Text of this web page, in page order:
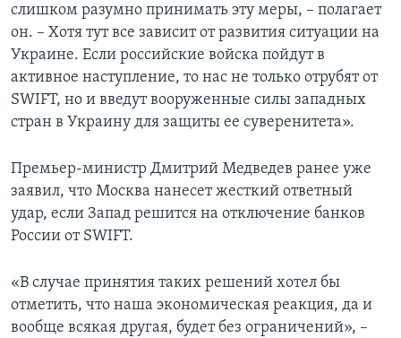
слишком разумно принимать эту меры, – полагает
он. – Хотя тут все зависит от развития ситуации на
Украине. Если российские войска пойдут в
активное наступление, то нас не только отрубят от
SWIFT, но и введут вооруженные силы западных
стран в Украину для защиты ее суверенитета».
Премьер-министр Дмитрий Медведев ранее уже
заявил, что Москва нанесет жесткий ответный
удар, если Запад решится на отключение банков
России от SWIFT.
«В случае принятия таких решений хотел бы
отметить, что наша экономическая реакция, да и
вообще всякая другая, будет без ограничений», –